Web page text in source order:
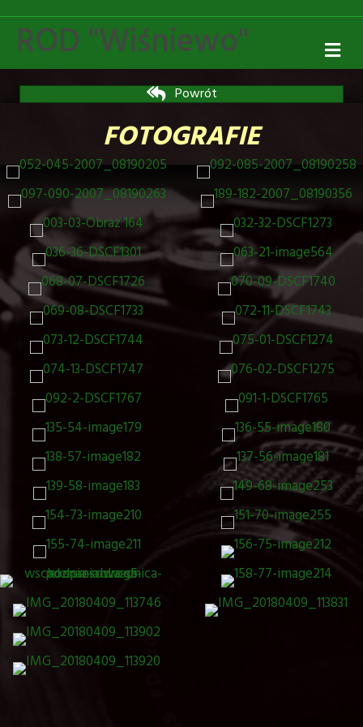
ROD "Wiśniewo"
Powrót
FOTOGRAFIE